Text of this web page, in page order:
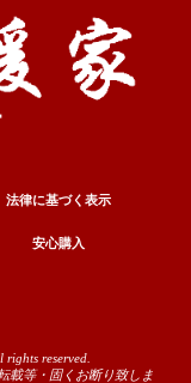
法律に基づく表示
安心購入
reserved.
載等・固くお断り致しま